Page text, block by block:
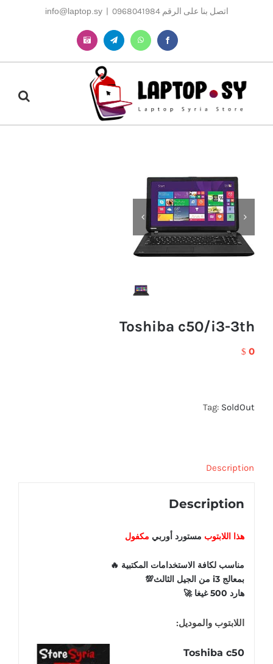
اتصل بنا على الرقم 0968041984 |
info@laptop.sy
Facebook
WhatsApp
Telegram
Instagram
Toshiba c50/i3-3th
$ 0
Tag: SoldOut
Description
Description
هذا اللابتوب مستورد أوربي مكفول
مناسب لكافة الاستخدامات المكتبية 🔥
بمعالج i3 من الجيل الثالث💯
هارد 500 غيغا 🚀
اللابتوب والموديل:
Toshiba c50